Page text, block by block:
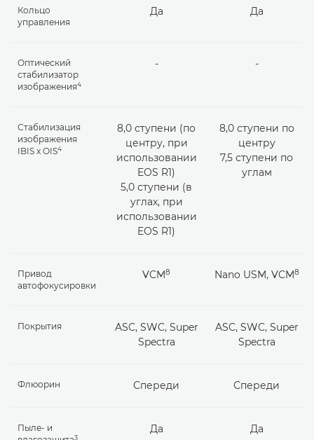
Кольцо
управления
Да Да
Оптический
стабилизатор
изображения4
- -
Стабилизация
изображения
IBIS x OIS4
8,0 ступени (по
центру, при
использовании
EOS R1)
5,0 ступени (в
углах, при
использовании
EOS R1)
8,0 ступени по
центру
7,5 ступени по
углам
Привод
автофокусировки
VCM8 Nano USM, VCM8
Покрытия
ASC, SWC, Super
Spectra
ASC, SWC, Super
Spectra
Флюорин Спереди Спереди
Пыле- и
3
Да Да